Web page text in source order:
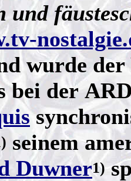
und
wurde
bei der
seinem
Duwner1)